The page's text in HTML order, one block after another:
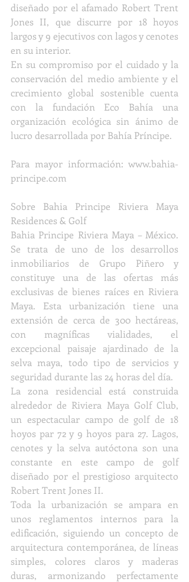
diseñado por el afamado Robert Trent
Jones II, que discurre por 18 hoyos
largos y 9 ejecutivos con lagos y cenotes
en su interior.
En su compromiso por el cuidado y la
conservación del medio ambiente y el
crecimiento global sostenible cuenta
con la fundación Eco Bahía una
organización ecológica sin ánimo de
lucro desarrollada por Bahía Príncipe.
Para mayor información: www.bahia-
principe.com
Sobre Bahia Principe Riviera Maya
Residences & Golf
Bahia Principe Riviera Maya – México.
Se trata de uno de los desarrollos
inmobiliarios de Grupo Piñero y
constituye una de las ofertas más
exclusivas de bienes raíces en Riviera
Maya. Esta urbanización tiene una
extensión de cerca de 300 hectáreas,
con magníficas vialidades, el
excepcional paisaje ajardinado de la
selva maya, todo tipo de servicios y
seguridad durante las 24 horas del día.
La zona residencial está construida
alrededor de Riviera Maya Golf Club,
un espectacular campo de golf de 18
hoyos par 72 y 9 hoyos para 27. Lagos,
cenotes y la selva autóctona son una
constante en este campo de golf
diseñado por el prestigioso arquitecto
Robert Trent Jones II.
Toda la urbanización se ampara en
unos reglamentos internos para la
edificación, siguiendo un concepto de
arquitectura contemporánea, de líneas
simples, colores claros y maderas
duras, armonizando perfectamente